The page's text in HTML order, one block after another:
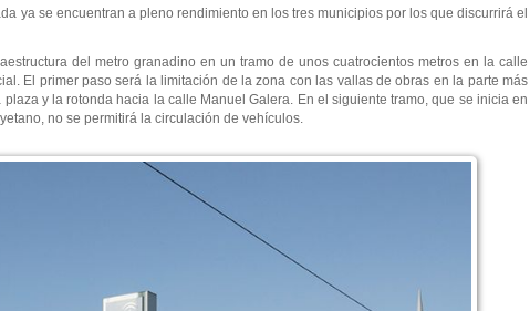
ya se encuentran a pleno rendimiento en los tres municipios por los que discurrirá el
del metro granadino en un tramo de unos cuatrocientos metros en la calle
El primer paso será la limitación de la zona con las vallas de obras en la parte más
y la rotonda hacia la calle Manuel Galera. En el siguiente tramo, que se inicia en
no se permitirá la circulación de vehículos.